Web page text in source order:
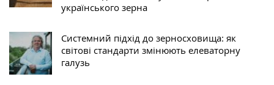
українського зерна
Системний підхід до зерносховища: як
світові стандарти змінюють елеваторну
галузь